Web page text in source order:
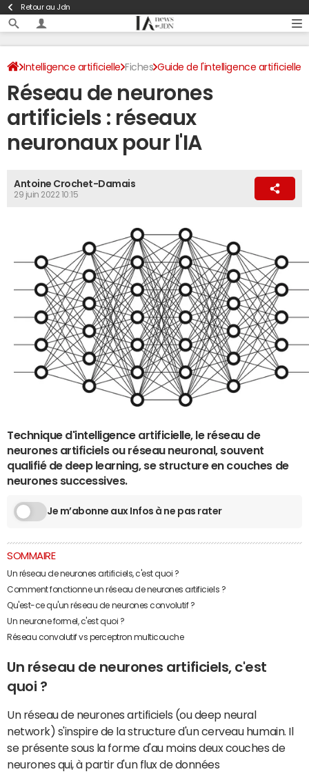
Retour au Jdn
Intelligence artificielle Fiches Guide de l'intelligence artificielle
Dictionnaire de l'intelligence artificielle
Réseau de neurones
artificiels : réseaux
neuronaux pour l'IA
Antoine Crochet-Damais
29 juin 2022 10:15
Technique d'intelligence artificielle, le réseau de
neurones artificiels ou réseau neuronal, souvent
qualifié de deep learning, se structure en couches de
neurones successives.
Je m’abonne aux Infos à ne pas rater
SOMMAIRE
Un réseau de neurones artificiels, c'est quoi ?
Comment fonctionne un réseau de neurones artificiels ?
Qu'est-ce qu'un réseau de neurones convolutif ?
Un neurone formel, c'est quoi ?
Réseau convolutif vs perceptron multicouche
Un réseau de neurones artificiels, c'est
quoi ?
Un réseau de neurones artificiels (ou deep neural
network) s'inspire de la structure d'un cerveau humain. Il
se présente sous la forme d'au moins deux couches de
neurones qui, à partir d'un flux de données